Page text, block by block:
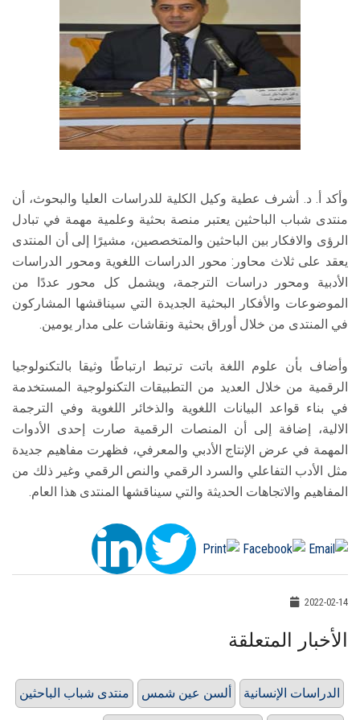
وأكد أ. د. أشرف عطية وكيل الكلية للدراسات العليا والبحوث، أن
منتدى شباب الباحثين يعتبر منصة بحثية وعلمية مهمة في تبادل
الرؤى والافكار بين الباحثين والمتخصصين، مشيرًا إلى أن المنتدى
يعقد على ثلاث محاور: محور الدراسات اللغوية ومحور الدراسات
الأدبية ومحور دراسات الترجمة، ويشمل كل محور عددًا من
الموضوعات والأفكار البحثية الجديدة التي سيناقشها المشاركون
في المنتدى من خلال أوراق بحثية ونقاشات على مدار يومين.
وأضاف بأن علوم اللغة باتت ترتبط ارتباطًا وثيقا بالتكنولوجيا
الرقمية من خلال العديد من التطبيقات التكنولوجية المستخدمة
في بناء قواعد البيانات اللغوية والذخائر اللغوية وفي الترجمة
الالية، إضافة إلى أن المنصات الرقمية صارت إحدى الأدوات
المهمة في عرض الإنتاج الأدبي والمعرفي، فظهرت مفاهيم جديدة
مثل الأدب التفاعلي والسرد الرقمي والنص الرقمي وغير ذلك من
المفاهيم والاتجاهات الحديثة والتي سيناقشها المنتدى هذا العام.
2022-02-14
الأخبار المتعلقة
منتدى شباب الباحثين ألسن عين شمس الدراسات الإنسانية